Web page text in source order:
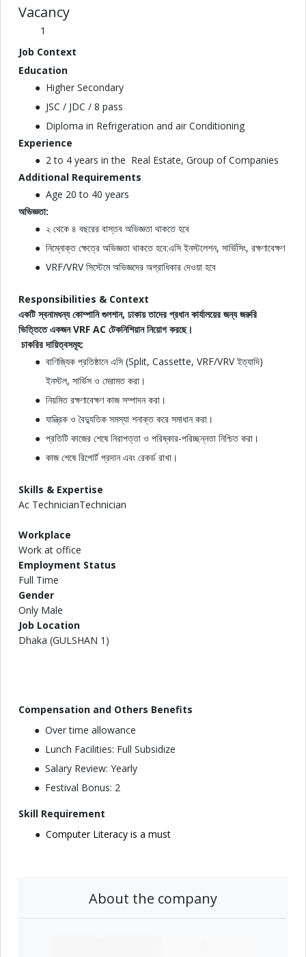
Vacancy
1
Job Context
Education
Higher Secondary
JSC / JDC / 8 pass
Diploma in Refrigeration and air Conditioning
Experience
2 to 4 years in the Real Estate, Group of Companies
Additional Requirements
Age 20 to 40 years
অভিজ্ঞতা:
২ থেকে ৪ বছরের বাস্তব অভিজ্ঞতা থাকতে হবে
নিম্নোক্ত ক্ষেত্রে অভিজ্ঞতা থাকতে হবে:এসি ইনস্টলেশন, সার্ভিসিং, রক্ষণাবেক্ষণ
VRF/VRV সিস্টেমে অভিজ্ঞদের অগ্রাধিকার দেওয়া হবে
Responsibilities & Context
একটিস্বনামধন্যকোম্পানিগুলশান, ঢাকায়তাদের প্রধানকার্যালয়ের জন্যজরুরি
ভিত্তিতেএকজন VRF AC টেকনিশিয়াননিয়োগকরছে।
চাকরিরদায়িত্বসমূহ:
বাণিজ্যিক প্রতিষ্ঠানে এসি (Split, Cassette, VRF/VRV ইত্যাদি)
ইনস্টল, সার্ভিস ও মেরামত করা।
নিয়মিত রক্ষণাবেক্ষণ কাজ সম্পাদন করা।
যান্ত্রিক ও বৈদ্যুতিক সমস্যা শনাক্ত করে সমাধান করা।
প্রতিটি কাজের শেষে নিরাপত্তা ও পরিষ্কার-পরিচ্ছন্নতা নিশ্চিত করা।
কাজ শেষে রিপোর্ট প্রদান এবং রেকর্ড রাখা।
Skills & Expertise
Ac TechnicianTechnician
Workplace
Work at office
Employment Status
Full Time
Gender
Only Male
Job Location
Dhaka (GULSHAN 1)
Compensation and Others Benefits
Over time allowance
Lunch Facilities: Full Subsidize
Salary Review: Yearly
Festival Bonus: 2
Skill Requirement
Computer Literacy is a must
About the company